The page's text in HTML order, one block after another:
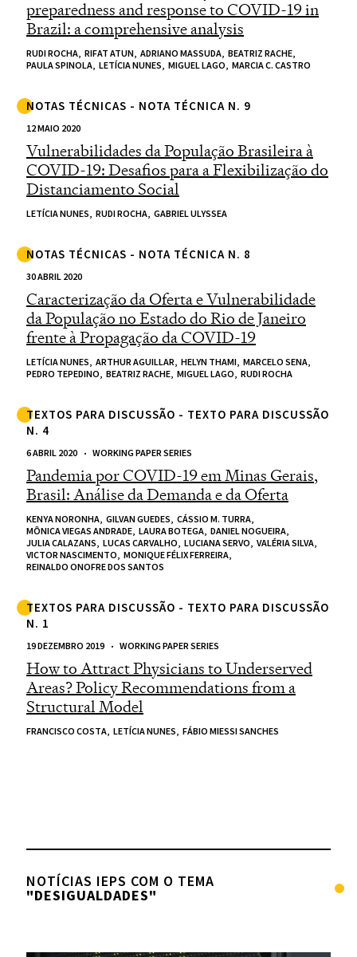
preparedness and response to COVID-19 in
Brazil: a comprehensive analysis
RUDI ROCHA, RIFAT ATUN, ADRIANO MASSUDA, BEATRIZ RACHE,
PAULA SPINOLA, LETÍCIA NUNES, MIGUEL LAGO, MARCIA C. CASTRO
NOTAS TÉCNICAS - NOTA TÉCNICA N. 9
12 MAIO 2020
Vulnerabilidades da População Brasileira à
COVID-19: Desafios para a Flexibilização do
Distanciamento Social
LETÍCIA NUNES, RUDI ROCHA, GABRIEL ULYSSEA
NOTAS TÉCNICAS - NOTA TÉCNICA N. 8
30 ABRIL 2020
Caracterização da Oferta e Vulnerabilidade
da População no Estado do Rio de Janeiro
frente à Propagação da COVID-19
LETÍCIA NUNES, ARTHUR AGUILLAR, HELYN THAMI, MARCELO SENA,
PEDRO TEPEDINO, BEATRIZ RACHE, MIGUEL LAGO, RUDI ROCHA
TEXTOS PARA DISCUSSÃO - TEXTO PARA DISCUSSÃO
N. 4
6 ABRIL 2020 WORKING PAPER SERIES
Pandemia por COVID-19 em Minas Gerais,
Brasil: Análise da Demanda e da Oferta
KENYA NORONHA, GILVAN GUEDES, CÁSSIO M. TURRA,
MÔNICA VIEGAS ANDRADE, LAURA BOTEGA, DANIEL NOGUEIRA,
JULIA CALAZANS, LUCAS CARVALHO, LUCIANA SERVO, VALÉRIA SILVA,
VICTOR NASCIMENTO, MONIQUE FÉLIX FERREIRA,
REINALDO ONOFRE DOS SANTOS
TEXTOS PARA DISCUSSÃO - TEXTO PARA DISCUSSÃO
N. 1
19 DEZEMBRO 2019 WORKING PAPER SERIES
How to Attract Physicians to Underserved
Areas? Policy Recommendations from a
Structural Model
FRANCISCO COSTA, LETÍCIA NUNES, FÁBIO MIESSI SANCHES
NOTÍCIAS IEPS COM O TEMA
"DESIGUALDADES"